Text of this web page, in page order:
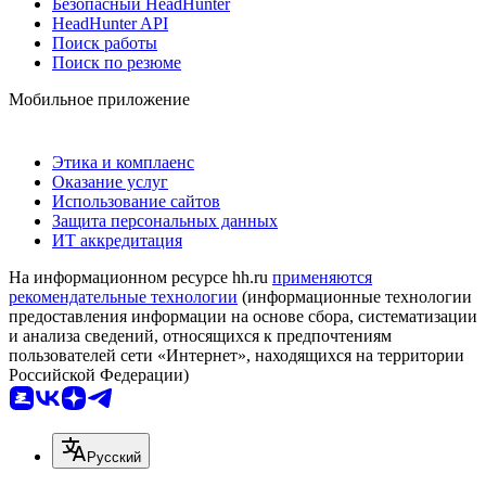
HeadHunter API
Поиск работы
Поиск по резюме
Мобильное приложение
Этика и комплаенс
Оказание услуг
Использование сайтов
Защита персональных данных
ИТ аккредитация
На информационном ресурсе hh.ru применяются
рекомендательные технологии (информационные технологии
предоставления информации на основе сбора, систематизации
и анализа сведений, относящихся к предпочтениям
пользователей сети «Интернет», находящихся на территории
Российской Федерации)
Русский